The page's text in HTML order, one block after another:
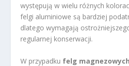
występują w wielu różnych
felgi aluminiowe są bardziej
dlatego wymagają
regularnej konserwacji.
W przypadku felg magnezowych